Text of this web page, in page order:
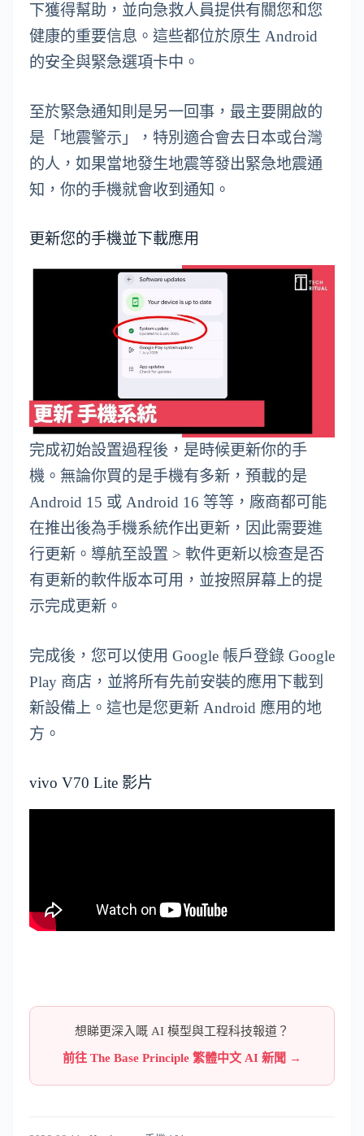
下獲得幫助，並向急救人員提供有關您和您
健康的重要信息。這些都位於原生 Android
的安全與緊急選項卡中。
至於緊急通知則是另一回事，最主要開啟的
是「地震警示」，特別適合會去日本或台灣
的人，如果當地發生地震等發出緊急地震通
知，你的手機就會收到通知。
更新您的手機並下載應用
完成初始設置過程後，是時候更新你的手
機。無論你買的是手機有多新，預載的是
Android 15 或 Android 16 等等，廠商都可能
在推出後為手機系統作出更新，因此需要進
行更新。導航至設置 > 軟件更新以檢查是否
有更新的軟件版本可用，並按照屏幕上的提
示完成更新。
完成後，您可以使用 Google 帳戶登錄 Google
Play 商店，並將所有先前安裝的應用下載到
新設備上。這也是您更新 Android 應用的地
方。
vivo V70 Lite 影片
想睇更深入嘅 AI 模型與工程科技報道？
前往 The Base Principle 繁體中文 AI 新聞 →